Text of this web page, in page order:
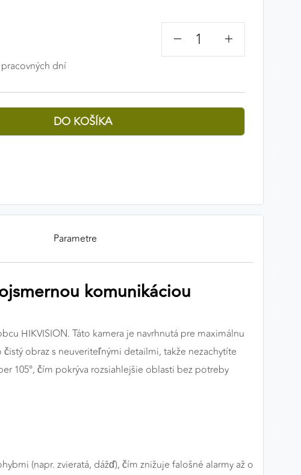
dní
− +
Parametre
komunikáciou
HIKVISION. Táto kamera je navrhnutá pre maximálnu
obraz s neuveriteľnými detailmi, takže nezachytíte
105°, čím pokrýva rozsiahlejšie oblasti bez potreby
(napr. zvieratá, dážď), čím znižuje falošné alarmy až o